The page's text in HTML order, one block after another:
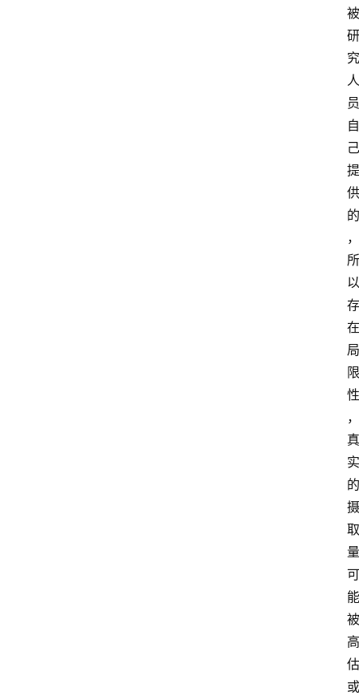
被
研
究
人
员
自
己
提
供
的
，
所
以
存
在
局
限
性
，
真
实
的
摄
取
量
可
能
被
高
估
或